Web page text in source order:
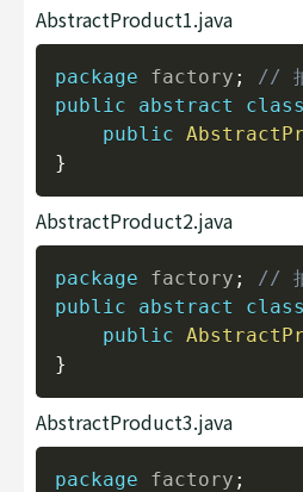
AbstractProduct1.java
package factory ;
// 抽
public
abstract class
public
}
AbstractProduct2.java
package factory ;
// 抽
public
abstract class
public
}
AbstractProduct3.java
package factory ;